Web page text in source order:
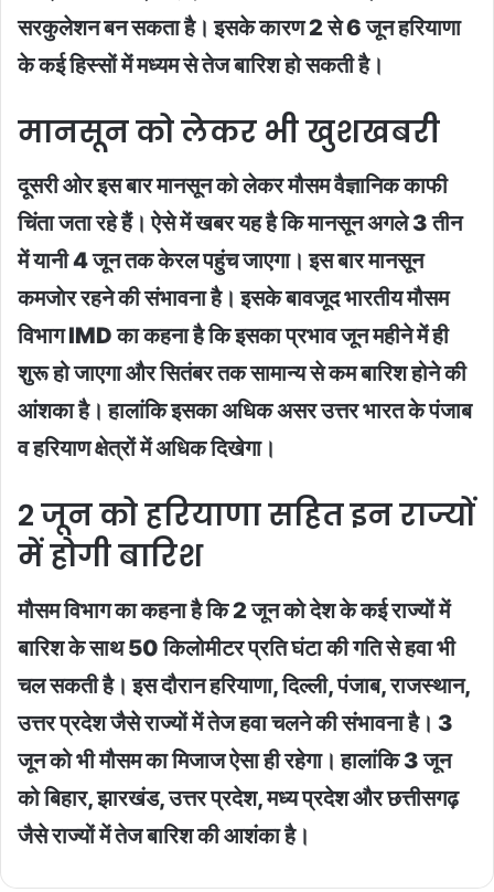
सरकुलेशन बन सकता है। इसके कारण 2 से 6 जून हरियाणा
के कई हिस्सों में मध्यम से तेज बारिश हो सकती है।
मानसून को लेकर भी खुशखबरी
दूसरी ओर इस बार मानसून को लेकर मौसम वैज्ञानिक काफी
चिंता जता रहे हैं। ऐसे में खबर यह है कि मानसून अगले 3 तीन
में यानी 4 जून तक केरल पहुंच जाएगा। इस बार मानसून
कमजाेर रहने की संभावना है। इसके बावजूद भारतीय मौसम
विभाग IMD का कहना है कि इसका प्रभाव जून महीने में ही
शुरू हो जाएगा और सितंबर तक सामान्य से कम बारिश होने की
आंशका है। हालांकि इसका अधिक असर उत्तर भारत के पंजाब
व हरियाण क्षेत्रों में अधिक दिखेगा।
2 जून को हरियाणा सहित इन राज्यों
में होगी बारिश
मौसम विभाग का कहना है कि 2 जून को देश के कई राज्यों में
बारिश के साथ 50 किलोमीटर प्रति घंटा की गति से हवा भी
चल सकती है। इस दौरान हरियाणा, दिल्ली, पंजाब, राजस्थान,
उत्तर प्रदेश जैसे राज्यों में तेज हवा चलने की संभावना है। 3
जून को भी मौसम का मिजाज ऐसा ही रहेगा। हालांकि 3 जून
को बिहार, झारखंड, उत्तर प्रदेश, मध्य प्रदेश और छत्तीसगढ़
जैसे राज्यों में तेज बारिश की आशंका है।